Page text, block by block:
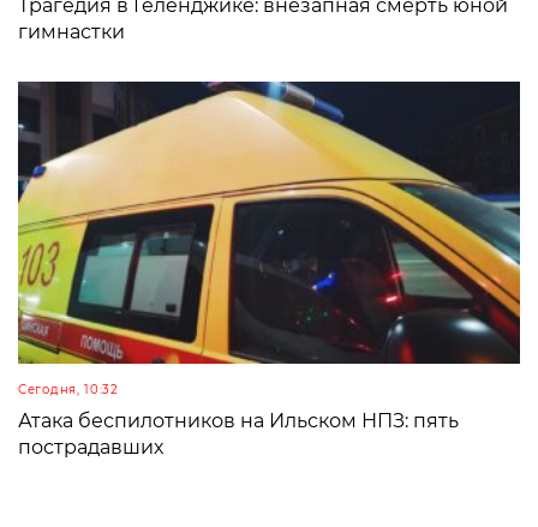
Трагедия в Геленджике: внезапная смерть юной
гимнастки
Сегодня, 10:32
Атака беспилотников на Ильском НПЗ: пять
пострадавших